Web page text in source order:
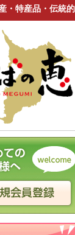
・特産品・伝統